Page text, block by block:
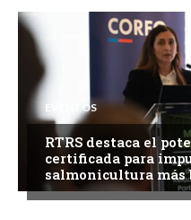
EVENTOS
RTRS destaca el
certificada para
salmonicultura más